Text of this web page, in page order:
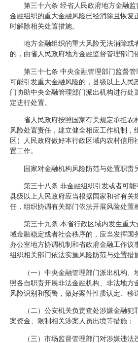
第三十六条 经省人民政府地方金融监
金融组织的重大金融风险已经消除且恢复
时解除相关处置措施。
地方金融组织的重大风险无法消除或
的，由省人民政府地方金融监督管理部门
第三十七条 中央金融管理部门监督管
可能引发重大金融风险的，县级以上人民
门协助中央金融管理部门派出机构进行处
定进行处置。
省人民政府按照国家有关规定承担农
风险处置责任，建立健全相应工作机制，
区）人民政府做好本行政区域内农村信用
置工作。
国家对金融机构风险防范与处置职责另
第三十八条 非金融组织引发或者可能
县级以上人民政府应当根据国家和省有关
任，组织协调有关部门依法开展风险处置
第三十九条 本省行政区域内发生重大
域金融稳定或者社会秩序的，应当发挥国
办公室地方协调机制和省政府金融工作议
组织相关部门依法实施风险防范与处置措
（一）中央金融管理部门派出机构、
照各自职责开展非法金融机构、非法地方
风险识别和预警，做好案件性质认定、移
（二）公安机关负责查处涉嫌金融犯
案资金、限制相关涉案人员出境等措施；
（三）市场监督管理部门对涉嫌违法